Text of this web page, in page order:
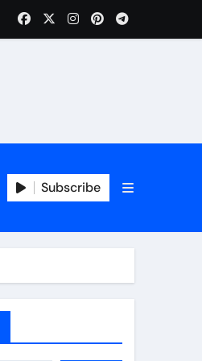
Subscribe